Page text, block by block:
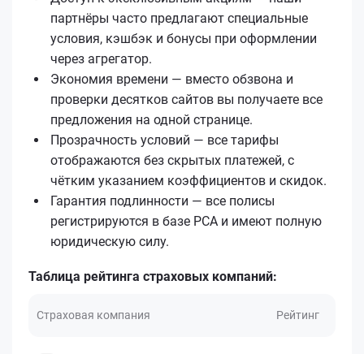
партнёры часто предлагают специальные
условия, кэшбэк и бонусы при оформлении
через агрегатор.
Экономия времени — вместо обзвона и
проверки десятков сайтов вы получаете все
предложения на одной странице.
Прозрачность условий — все тарифы
отображаются без скрытых платежей, с
чётким указанием коэффициентов и скидок.
Гарантия подлинности — все полисы
регистрируются в базе РСА и имеют полную
юридическую силу.
Таблица рейтинга страховых компаний:
Страховая компания Рейтинг